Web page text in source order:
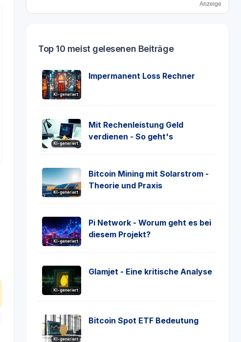
Anzeige
Top 10 meist gelesenen Beiträge
KI-generiert
Impermanent Loss Rechner
KI-generiert
Mit Rechenleistung Geld
verdienen - So geht's
KI-generiert
Bitcoin Mining mit Solarstrom -
Theorie und Praxis
KI-generiert
Pi Network - Worum geht es bei
diesem Projekt?
KI-generiert
Glamjet - Eine kritische Analyse
KI-generiert
Bitcoin Spot ETF Bedeutung